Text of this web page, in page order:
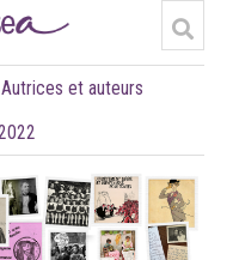
Autrices et auteurs